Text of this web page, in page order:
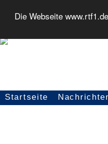
Die Webseite
Seitennavigation
Startseite